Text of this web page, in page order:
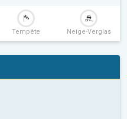
Tempête Neige-Verglas